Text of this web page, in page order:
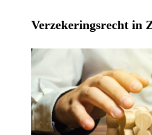
Verzekeringsrecht in